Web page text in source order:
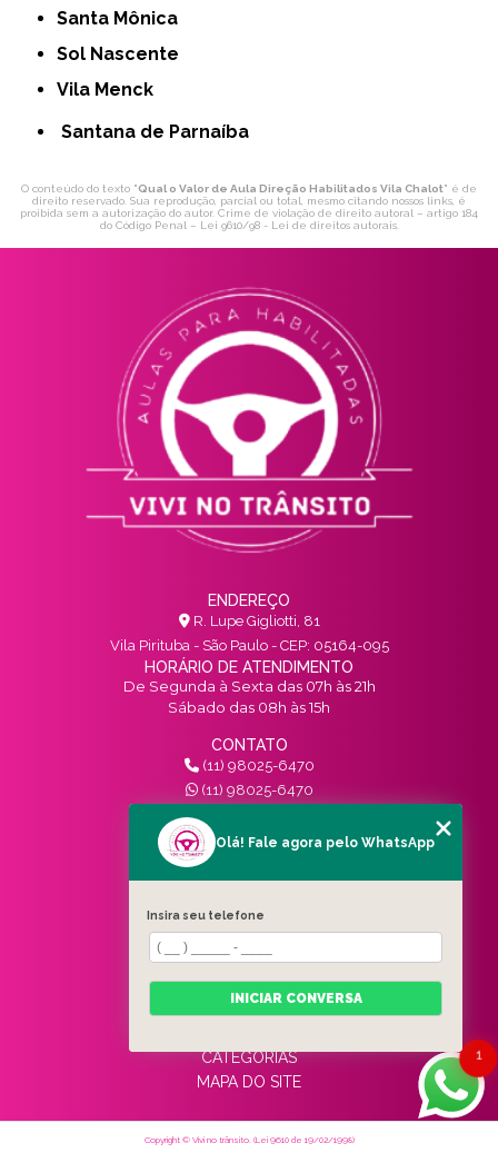
Santa Mônica
Sol Nascente
Vila Menck
Santana de Parnaíba
O conteúdo do texto "Qual o Valor de Aula Direção Habilitados Vila Chalot" é de
direito reservado. Sua reprodução, parcial ou total, mesmo citando nossos links, é
proibida sem a autorização do autor. Crime de violação de direito autoral – artigo 184
do Código Penal – Lei 9610/98 - Lei de direitos autorais.
ENDEREÇO
R. Lupe Gigliotti, 81
Vila Pirituba - São Paulo - CEP: 05164-095
HORÁRIO DE ATENDIMENTO
De Segunda à Sexta das 07h às 21h
Sábado das 08h às 15h
CONTATO
(11) 98025-6470
(11) 98025-6470
contato@vivinotransito.com.br
SIGA-NOS!
MENU
HOME
QUEM SOMOS
SERVIÇOS
BLOG
CATEGORIAS
MAPA DO SITE
Copyright © Vivi no trânsito. (Lei 9610 de 19/02/1998)
1
Olá! Fale agora pelo WhatsApp
Insira seu telefone
INICIAR CONVERSA